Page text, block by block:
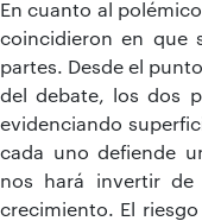
En cuanto al
coincidieron en que
partes. Desde el
del debate, los dos
evidenciando
cada uno defiende
nos hará invertir de
crecimiento. El